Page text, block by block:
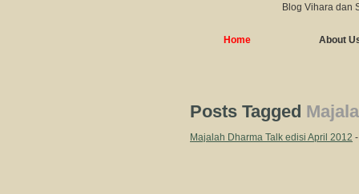
Blog Vihara dan
Home About
Posts Tagged
Majalah Dharma Talk edisi April 2012